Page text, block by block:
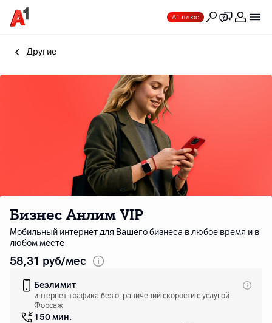
А1 плюс
Другие
Бизнес Анлим VIP
Мобильный интернет для Вашего бизнеса в любое время и в
любом месте
58,31 руб/мес
Безлимит
интернет-трафика без ограничений скорости с услугой
Форсаж
150 мин.